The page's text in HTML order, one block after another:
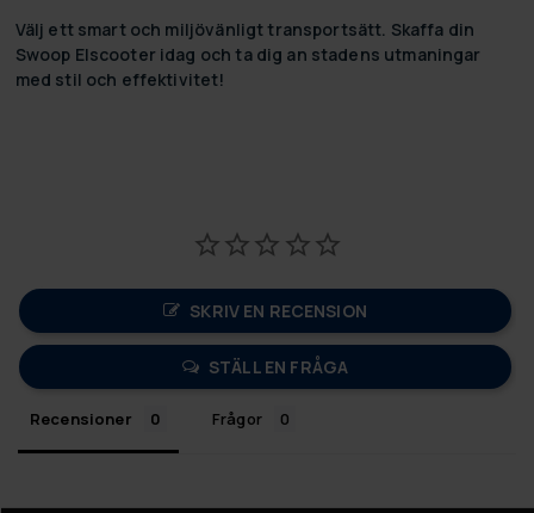
Välj ett smart och miljövänligt transportsätt. Skaffa din
Swoop Elscooter idag och ta dig an stadens utmaningar
med stil och effektivitet!
SKRIV EN RECENSION
STÄLL EN FRÅGA
Recensioner Frågor